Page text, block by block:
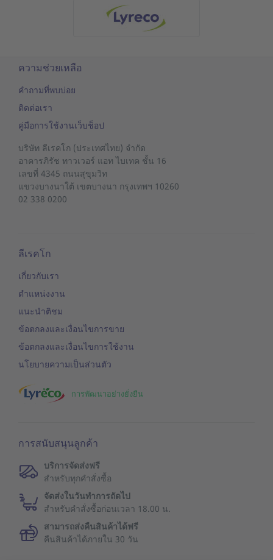
ความช่วยเหลือ
คำถามที่พบบ่อย
ติดต่อเรา
คู่มือการใช้งานเว็บช็อป
บริษัท ลีเรคโก (ประเทศไทย) จำกัด
อาคารภิรัช ทาวเวอร์ แอท ไบเทค ชั้น 16
เลขที่ 4345 ถนนสุขุมวิท
แขวงบางนาใต้ เขตบางนา กรุงเทพฯ 10260
02 338 0200
ลีเรคโก
เกี่ยวกับเรา
ตำแหน่งงาน
แนะนำติชม
ข้อตกลงและเงื่อนไขการขาย
ข้อตกลงและเงื่อนไขการใช้งาน
นโยบายความเป็นส่วนตัว
การพัฒนาอย่างยั่งยืน
การสนับสนุนลูกค้า
บริการจัดส่งฟรี
สำหรับทุกคำสั่งซื้อ
จัดส่งในวันทำการถัดไป
สำหรับคำสั่งซื้อก่อนเวลา 18.00 น.
สามารถส่งคืนสินค้าได้ฟรี
คืนสินค้าได้ภายใน 30 วัน